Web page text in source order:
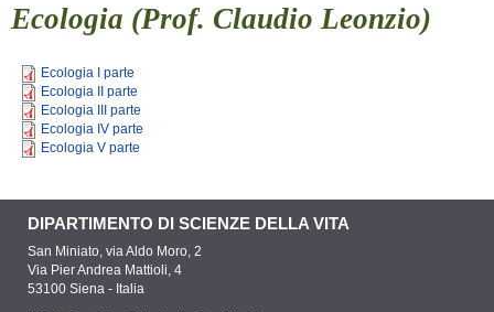
Ecologia (Prof. Claudio Leonzio)
Ecologia I parte
Ecologia II parte
Ecologia III parte
Ecologia IV parte
Ecologia V parte
DIPARTIMENTO DI SCIENZE DELLA VITA
San Miniato, via Aldo Moro, 2
Via Pier Andrea Mattioli, 4
53100 Siena - Italia